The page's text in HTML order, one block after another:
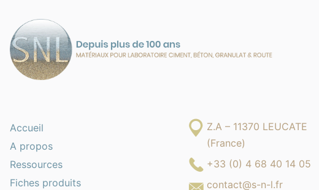
Accueil
A propos
Ressources
Fiches produits
Z.A – 11370 LEUCATE
(France)
+33 (0) 4 68 40 14 05
contact@s-n-l.fr